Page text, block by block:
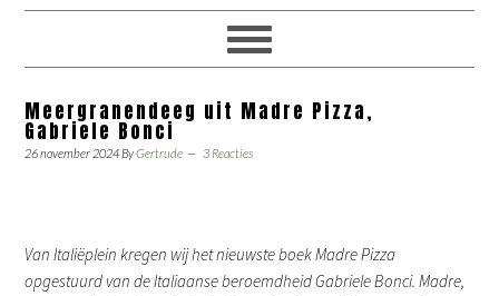
Meergranendeeg uit Madre Pizza,
Gabriele Bonci
26 november 2024ByGertrude 3 Reacties
Van Italiëplein kregen wij het nieuwste boek Madre Pizza
opgestuurd van de Italiaanse beroemdheid Gabriele Bonci. Madre,